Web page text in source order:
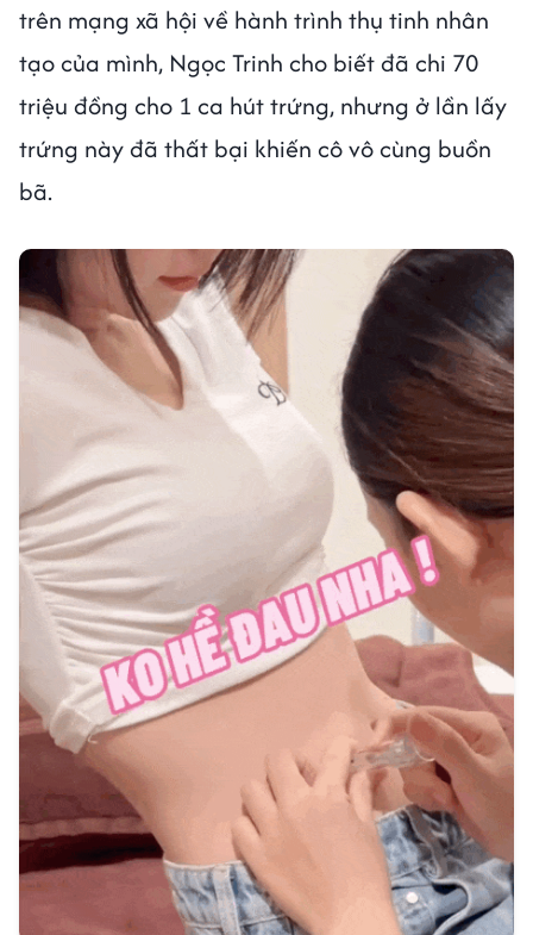
trên mạng xã hội về hành trình thụ tinh nhân
tạo của mình, Ngọc Trinh cho biết đã chi 70
triệu đồng cho 1 ca hút trứng, nhưng ở lần lấy
trứng này đã thất bại khiến cô vô cùng buồn
bã.